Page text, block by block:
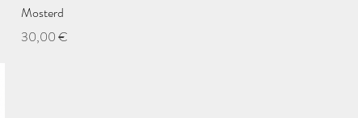
Mosterd
Prix
30,00 €